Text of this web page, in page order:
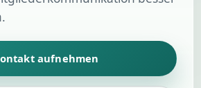
aufnehmen